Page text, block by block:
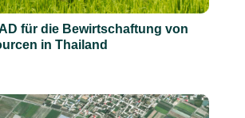
für die Bewirtschaftung von
in Thailand